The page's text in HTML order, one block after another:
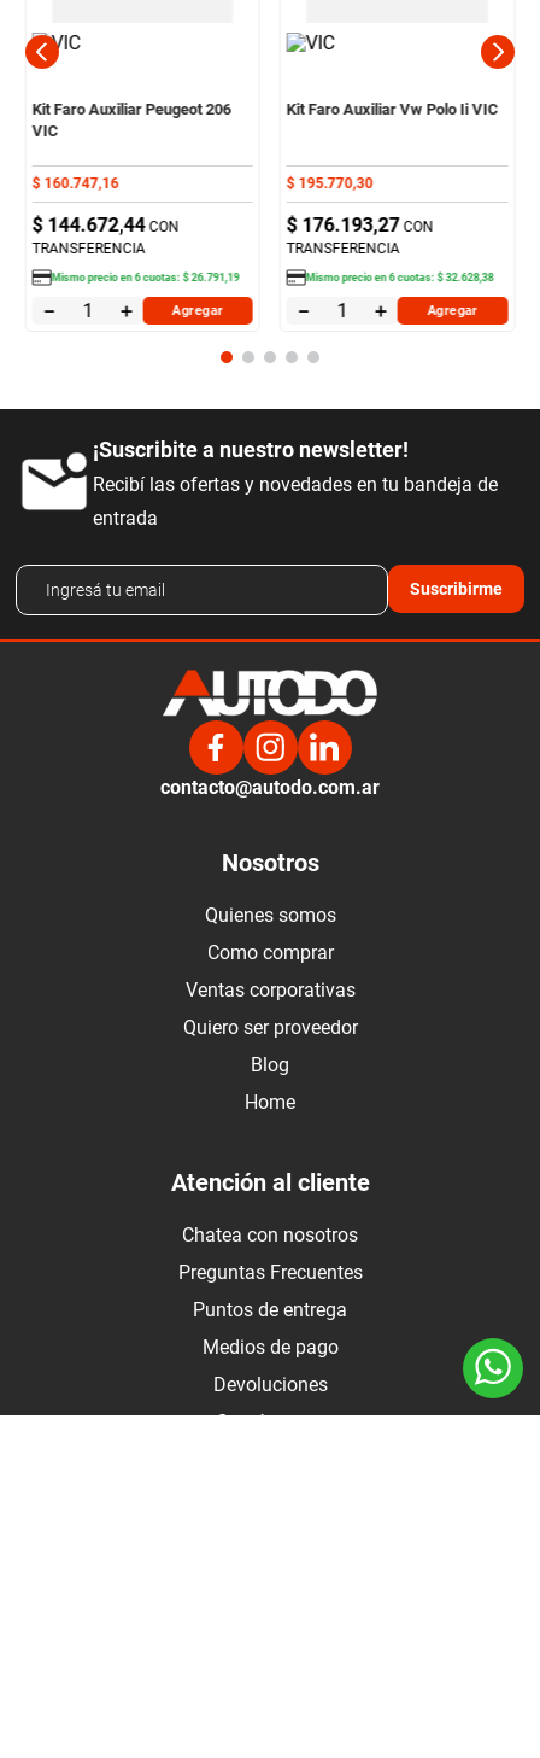
Kit Faro Auxiliar Peugeot 206
VIC
$ 160.747,16
$ 144.672,44 CON
TRANSFERENCIA
Mismo precio en6cuotas:$ 26.791 19
＋
－ Agregar
Kit Faro Auxiliar Vw Polo Ii VIC
$ 195.770,30
$ 176.193,27 CON
TRANSFERENCIA
Mismo precio en6cuotas:$ 32.628,38
＋
－ Agregar
¡Suscribite a nuestro newsletter!
Recibí las ofertas y novedades en tu bandeja de
entrada
Suscribirme
contacto@autodo.com.ar
Nosotros
Quienes somos
Como comprar
Ventas corporativas
Quiero ser proveedor
Blog
Home
Atención al cliente
Chatea con nosotros
Preguntas Frecuentes
Puntos de entrega
Medios de pago
Devoluciones
Contáctanos